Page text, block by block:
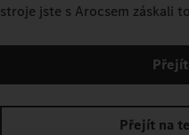
stroje jste s Arocsem záskali
Přejít na